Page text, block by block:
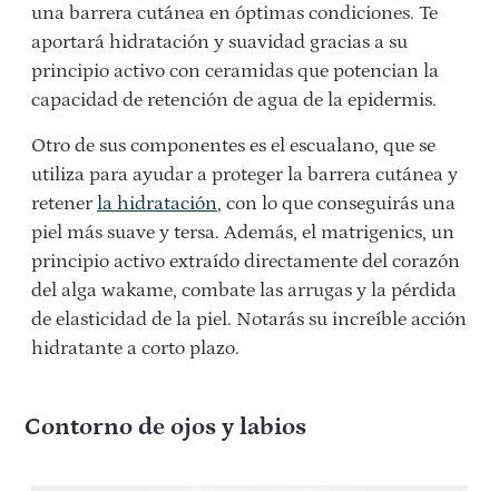
una barrera cutánea en óptimas condiciones. Te
aportará hidratación y suavidad gracias a su
principio activo con ceramidas que potencian la
capacidad de retención de agua de la epidermis.
Otro de sus componentes es el escualano, que se
utiliza para ayudar a proteger la barrera cutánea y
retenerla hidratación, con lo que conseguirás una
piel más suave y tersa. Además, el matrigenics, un
principio activo extraído directamente del corazón
del alga wakame, combate las arrugas y la pérdida
de elasticidad de la piel. Notarás su increíble acción
hidratante a corto plazo.
Contorno de ojos y labios